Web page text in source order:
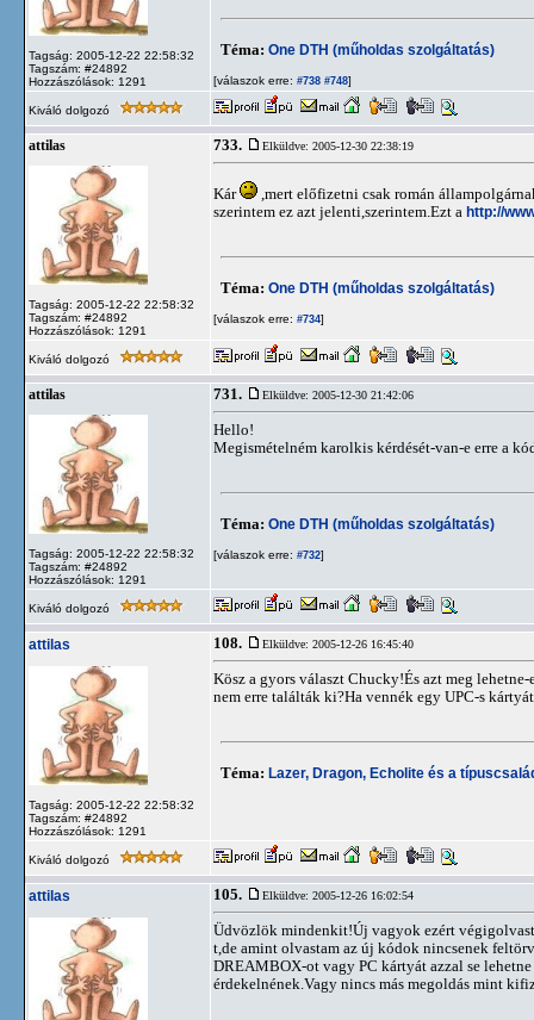
Tagság: 2005-12-22 22:58:32
Tagszám: #24892
Hozzászólások: 1291
Téma: One DTH (műholdas szolgáltatás)
[válaszok erre: #738 #748]
Kiváló dolgozó
attilas
Tagság: 2005-12-22 22:58:32
Tagszám: #24892
Hozzászólások: 1291
733. Elküldve: 2005-12-30 22:38:19
Kár
,mert előfizetni csak román
szerintem ez azt jelenti,szerintem.Ezt a http://
Téma: One DTH (műholdas szolgáltatás)
[válaszok erre: #734]
Kiváló dolgozó
attilas
Tagság: 2005-12-22 22:58:32
Tagszám: #24892
Hozzászólások: 1291
731. Elküldve: 2005-12-30 21:42:06
Hello!
Megismételném karolkis kérdését-van-e erre a
Téma: One DTH (műholdas szolgáltatás)
[válaszok erre: #732]
Kiváló dolgozó
attilas
Tagság: 2005-12-22 22:58:32
Tagszám: #24892
Hozzászólások: 1291
108. Elküldve: 2005-12-26 16:45:40
Kösz a gyors választ Chucky!És azt meg
nem erre találták ki?Ha vennék egy UPC-s
Téma: Lazer, Dragon, Echolite és a
Kiváló dolgozó
attilas 105. Elküldve: 2005-12-26 16:02:54
Üdvözlök mindenkit!Új vagyok ezért
t,de amint olvastam az új kódok nincsenek
DREAMBOX-ot vagy PC kártyát azzal se
érdekelnének.Vagy nincs más megoldás mint